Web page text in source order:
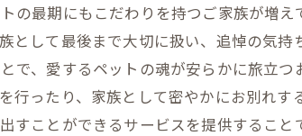
の最期にもこだわりを持つご家族が増
として最後まで大切に扱い、追悼の気
で、愛するペットの魂が安らかに旅立
ったり、家族として密やかにお別れ
すことができるサービスを提供するこ